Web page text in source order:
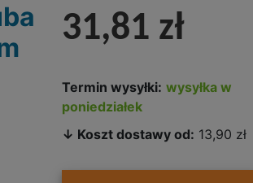
31,81 zł
Termin wysyłki: wysyłka w
poniedziałek
↓ Koszt dostawy od: 13,90 zł